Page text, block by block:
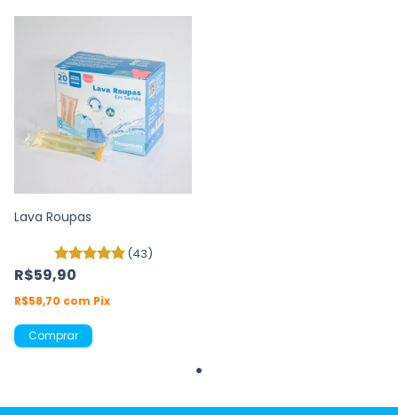
Lava Roupas
(43)
R$59,90
R$58,70 com Pix
Comprar